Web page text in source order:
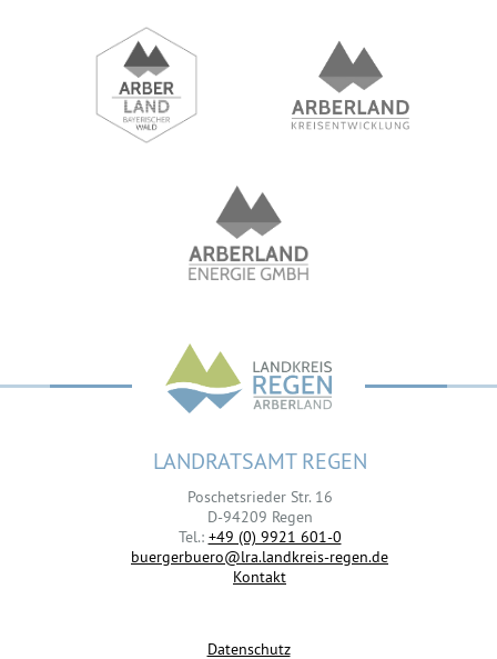
LANDRATSAMT REGEN
Poschetsrieder Str. 16
D-94209 Regen
Tel.: +49 (0) 9921 601-0
buergerbuero@lra.landkreis-regen.de
Kontakt
Datenschutz